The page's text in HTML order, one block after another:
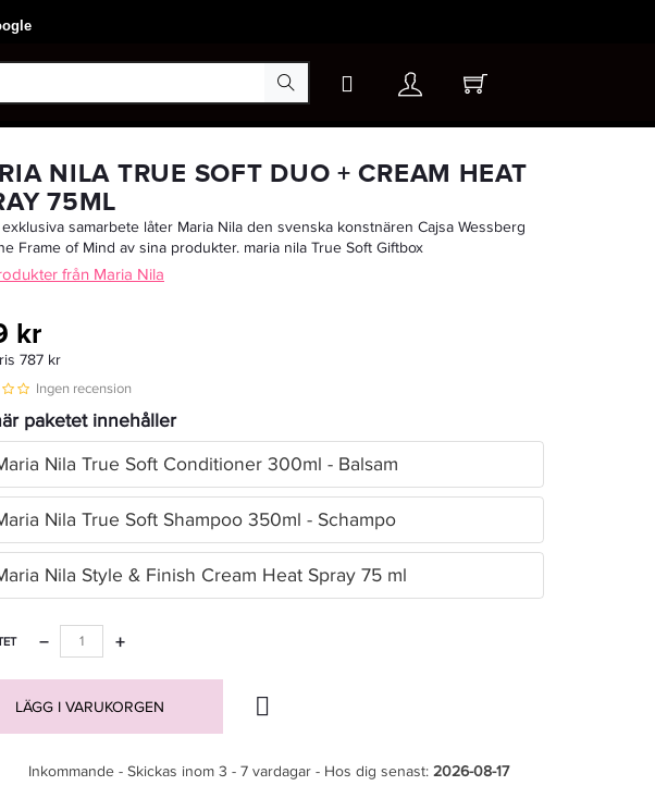
NILA TRUE SOFT DUO + CREAM HEAT
75ML
samarbete låter Maria Nila den svenska konstnären Cajsa Wessberg
Frame of Mind av sina produkter. maria nila True Soft Giftbox
från Maria Nila
kr
787 kr
Ingen recension
paketet innehåller
Nila True Soft Conditioner 300ml - Balsam
Nila True Soft Shampoo 350ml - Schampo
Nila Style & Finish Cream Heat Spray 75 ml
+
−
LÄGG I VARUKORGEN
Inkommande - Skickas inom 3 - 7 vardagar - Hos dig senast: 2026-08-17